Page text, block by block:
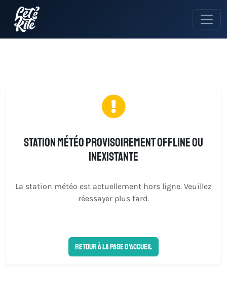
Station météo provisoirement offline ou
inexistante
La station météo est actuellement hors ligne. Veuillez
réessayer plus tard.
Retour à la page d'accueil